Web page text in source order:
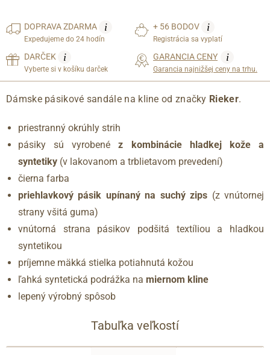
DOPRAVAZDARMA i
Expedujeme do 24 hodín
+ 56 BODOV i
Registrácia sa vyplatí
DARČEK i
Vyberte si v košíku darček
GARANCIA CENY i
Garancia najnižšej ceny na trhu.
Dámske pásikové sandále na kline od značky Rieker.
priestranný okrúhly strih
pásiky sú vyrobenéz kombinácie hladkej kože a
syntetiky (v lakovanom a trblietavom prevedení)
čierna farba
priehlavkový pásik upínaný na suchý zips (z vnútornej
strany všitá guma)
vnútorná strana pásikov podšitá textíliou a hladkou
syntetikou
príjemne mäkká stielka potiahnutá kožou
ľahká syntetická podrážka na miernom kline
lepený výrobný spôsob
Tabuľka veľkostí